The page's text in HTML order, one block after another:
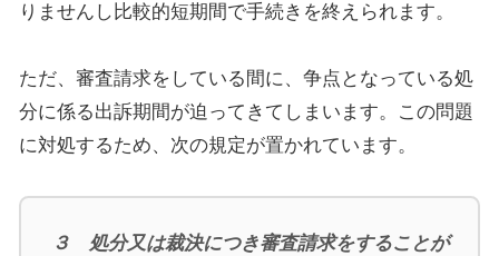
りませんし比較的短期間で手続きを終えられます。
ただ、審査請求をしている間に、争点となっている処
分に係る出訴期間が迫ってきてしまいます。この問題
に対処するため、次の規定が置かれています。
３ 処分又は裁決につき審査請求をすることが